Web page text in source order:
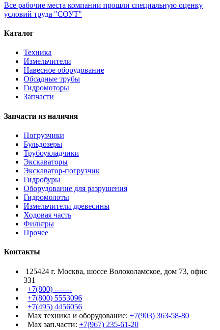
Все рабочие места компании прошли специальную оценку
условий труда "СОУТ"
Каталог
Техника
Измельчители
Навесное оборудование
Обсадные трубы
Гидромоторы
Запчасти
Запчасти из наличия
Погрузчики
Бульдозеры
Трубоукладчики
Экскаваторы
Экскаватор-погрузчик
Гидробуры
Оборудование для разрушения
Гидромолоты
Измельчители древесины
Ходовая часть
Фильтры
Прочее
Контакты
125424 г. Москва, шоссе Волоколамское, дом 73, офис
331
+7(800) -------
+7(800) 5553096
+7(495) 4456056
Max техника и оборудование: +7(903) 363-58-80
Max зап.части: +7(967) 235-61-20